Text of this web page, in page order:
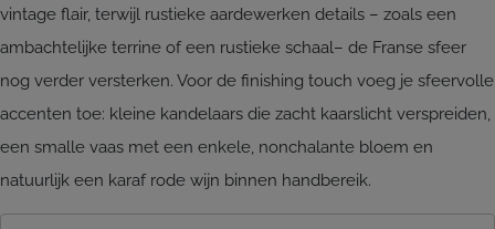
vintage flair, terwijl rustieke aardewerken details – zoals een
ambachtelijke terrine of een rustieke schaal– de Franse sfeer
nog verder versterken. Voor de finishing touch voeg je sfeervolle
accenten toe: kleine kandelaars die zacht kaarslicht verspreiden,
een smalle vaas met een enkele, nonchalante bloem en
natuurlijk een karaf rode wijn binnen handbereik.